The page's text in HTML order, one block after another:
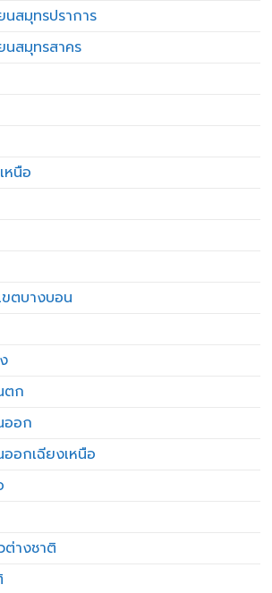
นสมุทรปราการ
นสมุทรสาคร
หนือ
ขตบางบอน
ตก
ออก
อกเฉียงเหนือ
ต่างชาติ